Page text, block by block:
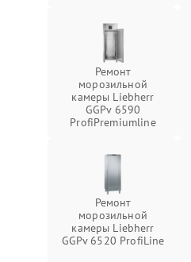
Ремонт
морозильной
камеры Liebherr
GGPv 6590
ProfiPremiumline
Ремонт
морозильной
камеры Liebherr
GGPv 6520 ProfiLine